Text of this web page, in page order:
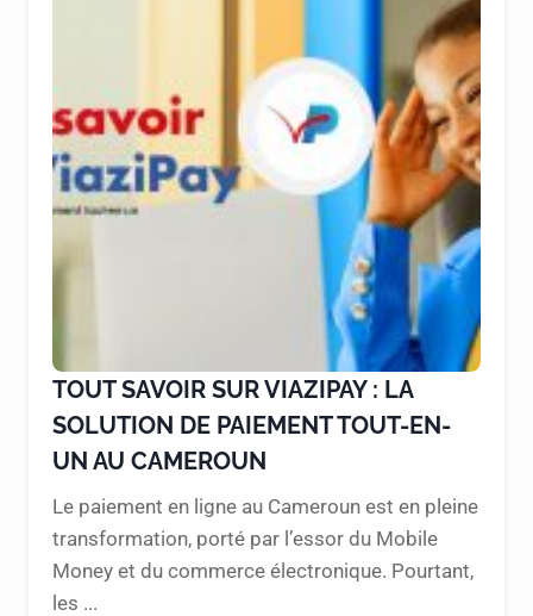
TOUT SAVOIR SUR VIAZIPAY : LA
SOLUTION DE PAIEMENT TOUT-EN-
UN AU CAMEROUN
Le paiement en ligne au Cameroun est en pleine
transformation, porté par l’essor du Mobile
Money et du commerce électronique. Pourtant,
les ...